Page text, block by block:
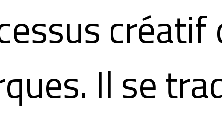
créatif
Il se